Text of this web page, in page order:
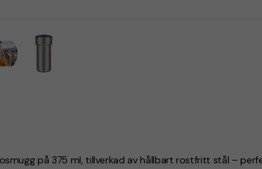
på 375 ml, tillverkad av hållbart rostfritt stål –